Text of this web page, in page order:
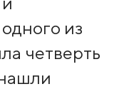
из
четверть